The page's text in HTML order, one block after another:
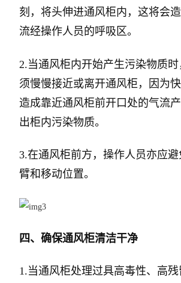
刻，将头伸进通风柜内，这将会
流经操作人员的呼吸区。
2.当通风柜内开始产生污染物质
须慢慢接近或离开通风柜，因为
造成靠近通风柜前开口处的气流
出柜内污染物质。
3.在通风柜前方，操作人员亦应
臂和移动位置。
四、确保通风柜清洁干净
1.当通风柜处理过具高毒性、高